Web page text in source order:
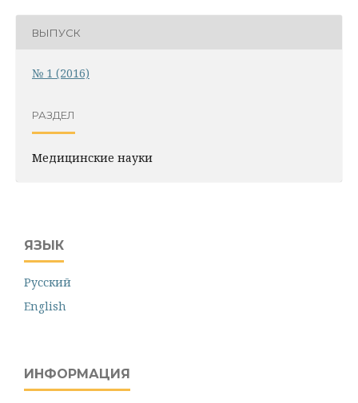
ВЫПУСК
№ 1 (2016)
РАЗДЕЛ
Медицинские науки
ЯЗЫК
Русский
English
ИНФОРМАЦИЯ